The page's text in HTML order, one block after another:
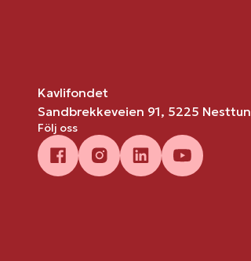
Kavlifondet
Sandbrekkeveien 91, 5225 Nesttun
Följ oss